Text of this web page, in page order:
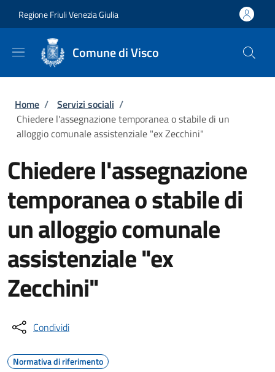
Regione Friuli Venezia Giulia
Comune di Visco
Briciole di pane
Home / Servizi sociali /
Chiedere l'assegnazione temporanea o stabile di un
alloggio comunale assistenziale "ex Zecchini"
Chiedere l'assegnazione
temporanea o stabile di
un alloggio comunale
assistenziale "ex
Zecchini"
Condividi
Normativa di riferimento